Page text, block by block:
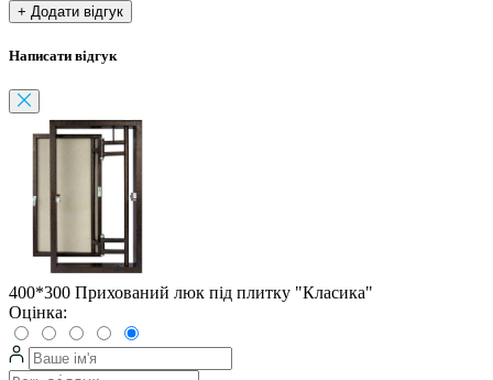
+ Додати відгук
Написати відгук
400*300 Прихований люк під плитку "Класика"
Оцінка: